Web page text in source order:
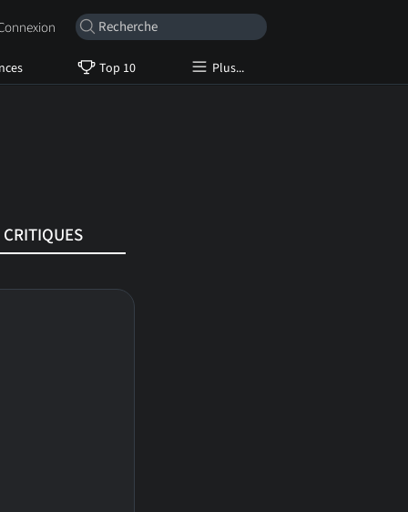
Top 10 Plus...
CRITIQUES